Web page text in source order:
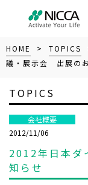
HOME > TOPICS
議・展示会 出展の
TOPICS
会社概要
2012/11/06
2012年日本ダ
知らせ